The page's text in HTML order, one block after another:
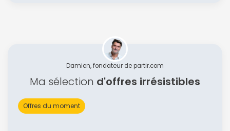
Damien, fondateur de partir.com
Ma sélection d'offres irrésistibles
Offres du moment
ou connectez-vous par mail